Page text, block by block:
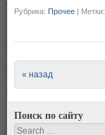
Рубрика: Прочее | Метки:
Post navigation
« назад
Поиск по сайту
Search